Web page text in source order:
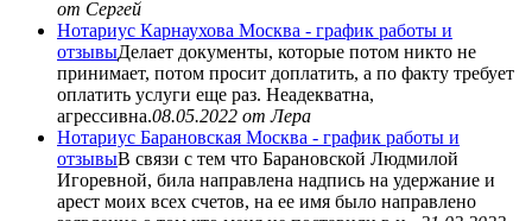
от Сергей
Нотариус Карнаухова Москва - график работы и
отзывыДелает документы, которые потом никто не
принимает, потом просит доплатить, а по факту требует
оплатить услуги еще раз. Неадекватна,
агрессивна.08.05.2022 от Лера
Нотариус Барановская Москва - график работы и
отзывыВ связи с тем что Барановской Людмилой
Игоревной, била направлена надпись на удержание и
арест моих всех счетов, на ее имя было направлено